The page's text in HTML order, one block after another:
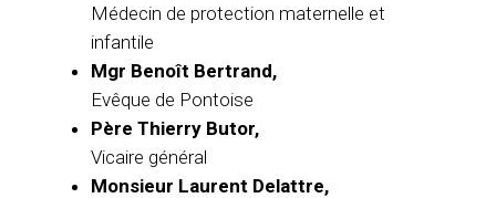
Médecin de protection maternelle et
infantile
Mgr Benoît Bertrand,
Evêque de Pontoise
Père Thierry Butor,
Vicaire général
Monsieur Laurent Delattre,